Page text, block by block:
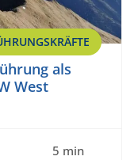
als
West
5 min